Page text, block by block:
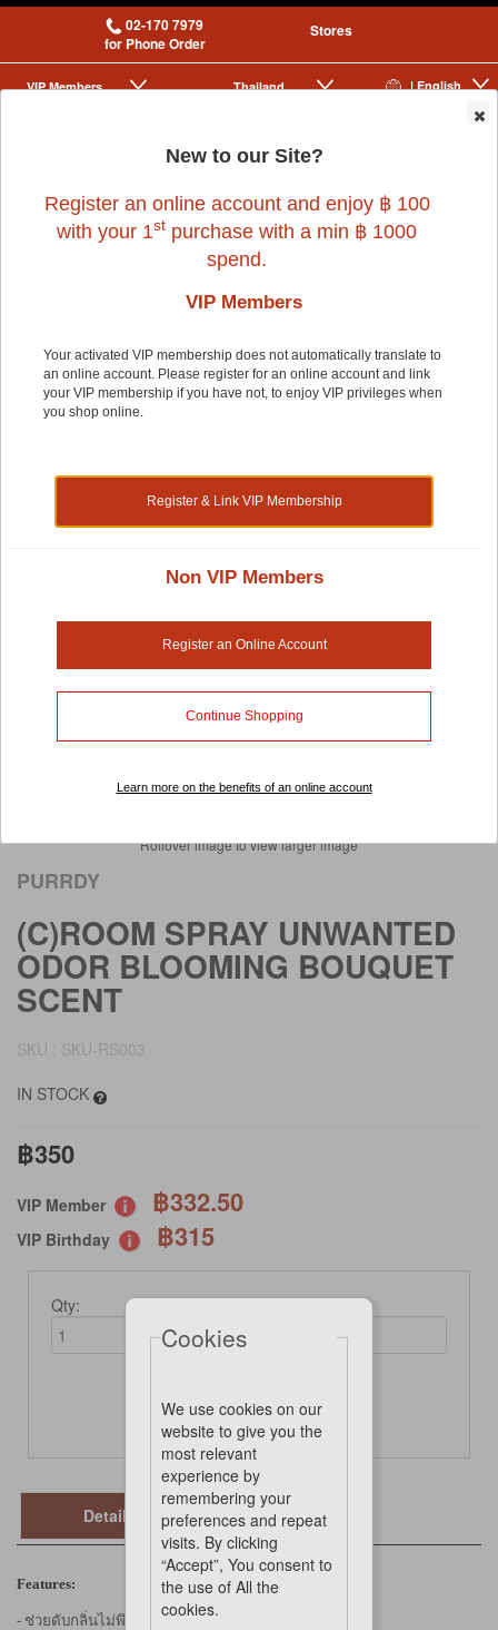
02-170 7979
for Phone Order
Stores
| English
Thailand
VIP Membership
|
Rollover image to view larger image
PURRDY
(C)ROOM SPRAY UNWANTED
ODOR BLOOMING BOUQUET
SCENT
SKU : SKU-RS003
IN STOCK
฿350
VIP Member ฿332.50
VIP Birthday ฿315
Qty:
Add to cart
Details
Features:
- ช่วยดับกลิ่นไม่พึงประสงค์ภายในบ้าน
Cookies
We use cookies on our
website to give you the
most relevant
experience by
remembering your
preferences and repeat
visits. By clicking
“Accept”, You consent to
the use of All the
cookies.
New to our Site?
Register an online account and enjoy ฿ 100
with your 1st purchase with a min ฿ 1000
spend.
VIP Members
Your activated VIP membership does not automatically translate to
an online account. Please register for an online account and link
your VIP membership if you have not, to enjoy VIP privileges when
you shop online.
Register & Link VIP Membership
Non VIP Members
Register an Online Account
Continue Shopping
Learn more on the benefits of an online account